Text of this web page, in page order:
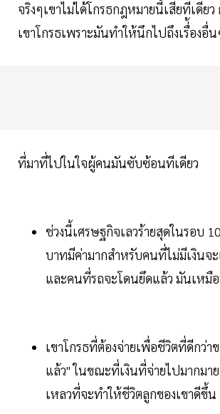
จริงๆเขาไม่ได้โกรธกฎหมายนี้เสียทีเดีย
เขาโกรธเพราะมันทำให้นึกไปถึงเรื่้องอื่
ที่มาที่ไปในใจผู้คนมันซับซ้อนทีเดียว
ช่วงนี้เศรษฐกิจเลวร้ายสุดในรอบ
บาทมีค่ามากสำหรับคนที่ไม่มีเงินจ
และคนที่รถจะโดนยึดแล้ว มันเหมื
เขาโกรธที่ต้องจ่ายเพื่อชีวิตที่ดีกว่า
แล้ว" ในขณะที่เงินที่จ่ายไปมากม
เหลวที่จะทำให้ชีวิตลูกของเขาดีขึ้น